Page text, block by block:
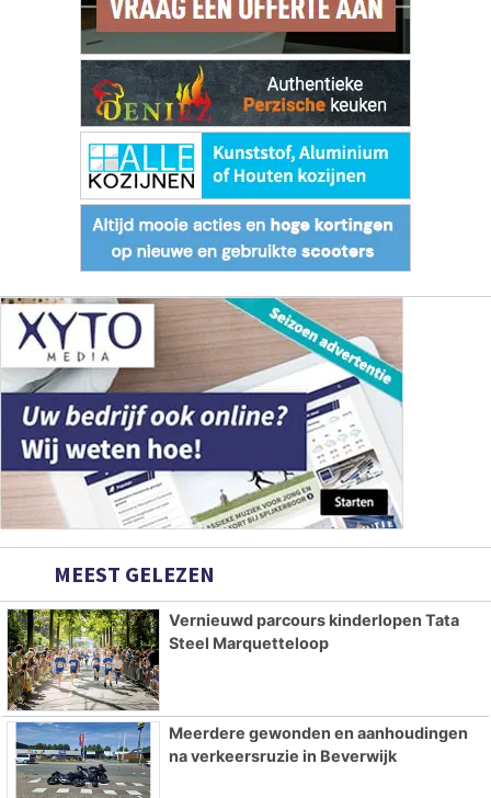
MEEST GELEZEN
Vernieuwd parcours kinderlopen Tata
Steel Marquetteloop
Meerdere gewonden en aanhoudingen
na verkeersruzie in Beverwijk